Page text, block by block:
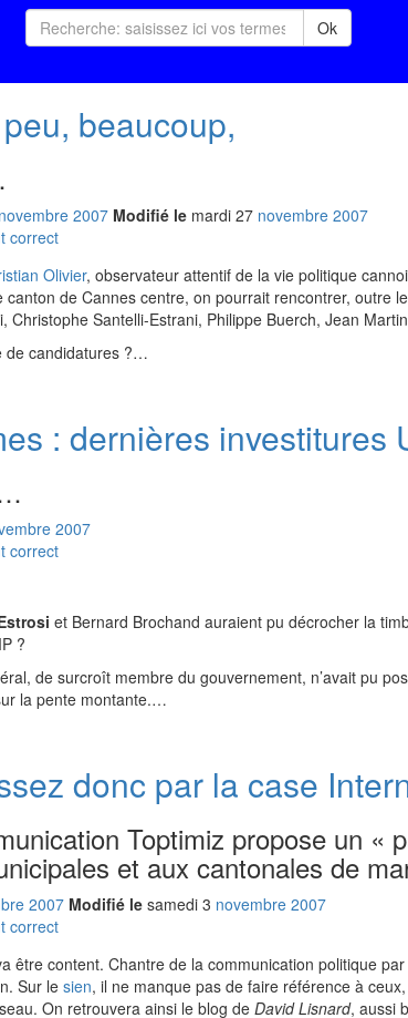
Ok
beaucoup,
novembre 2007 Modifié le mardi 27 novembre 2007
correct
Olivier, observateur attentif de la vie politique
de Cannes centre, on pourrait rencontrer, outre
Christophe Santelli-Estrani, Philippe Buerch, Jean
de candidatures ?…
: dernières investitures
embre 2007
correct
et Bernard Brochand auraient pu décrocher la
?
de surcroît membre du gouvernement, n’avait pu
la pente montante.…
donc par la case
Toptimiz propose un «
et aux cantonales de
2007 Modifié le samedi 3 novembre 2007
correct
être content. Chantre de la communication politique par
Sur lesien, il ne manque pas de faire référence à
On retrouvera ainsi le blog de David Lisnard, aussi